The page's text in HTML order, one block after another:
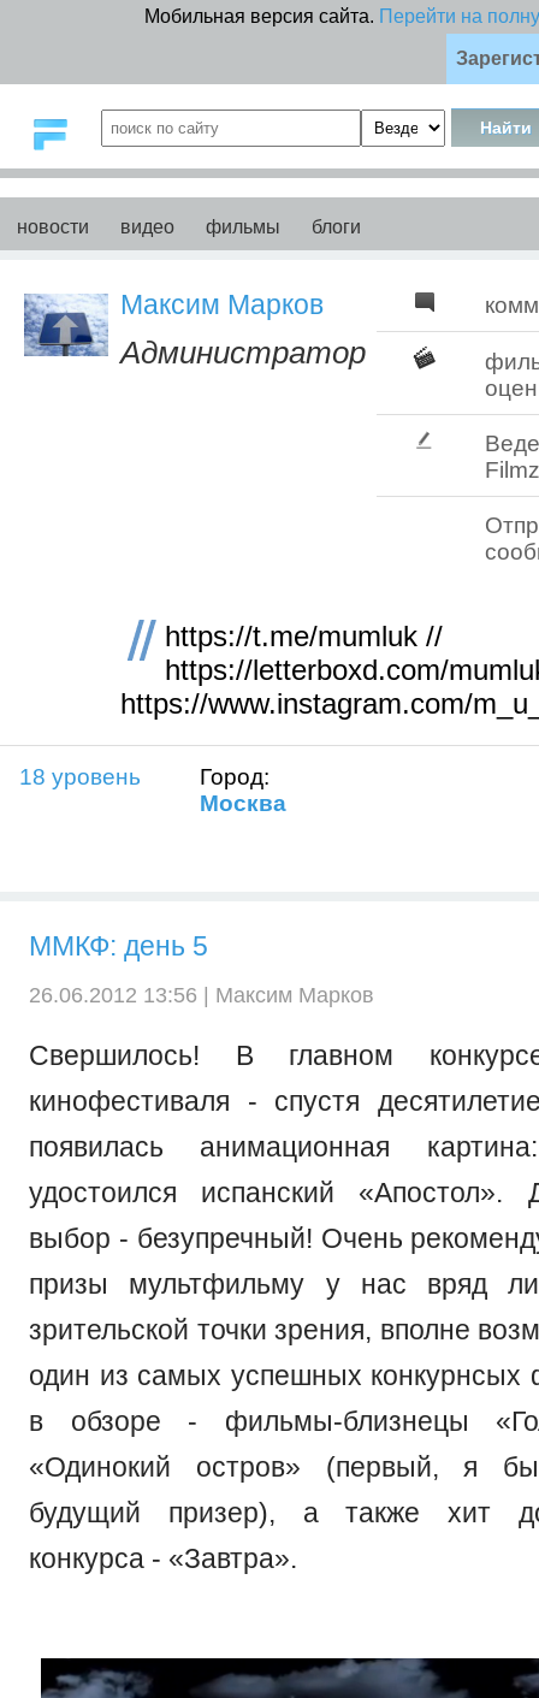
Мобильная версия сайта. Перейти на
новости видео фильмы блоги
Максим Марков
Администратор
https://t.me/mumluk //
https://letterboxd.com/
https://www.instagram.com/
18 уровень
Город:
Москва
ММКФ: день 5
26.06.2012 13:56 | Максим Марков
Свершилось! В главном
кинофестиваля - спустя
появилась анимационная
удостоился испанский
выбор - безупречный! Очень
призы мультфильму у нас вряд
зрительской точки зрения, вполне
один из самых успешных конкурнсых
в обзоре - фильмы-близнецы
«Одинокий остров» (первый, я бы
будущий призер), а также хит
конкурса - «Завтра».